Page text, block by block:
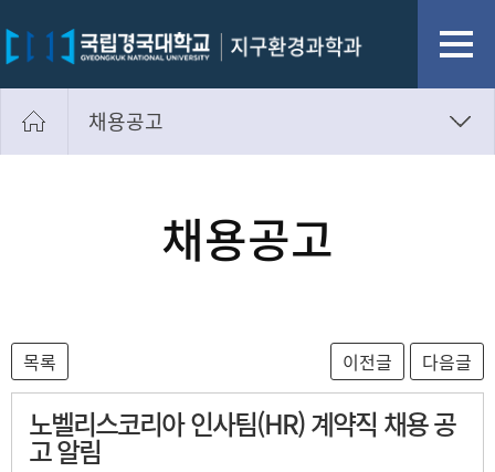
채용공고
채용공고
노벨리스코리아 인사팀(HR) 계약직 채용 공
고 알림